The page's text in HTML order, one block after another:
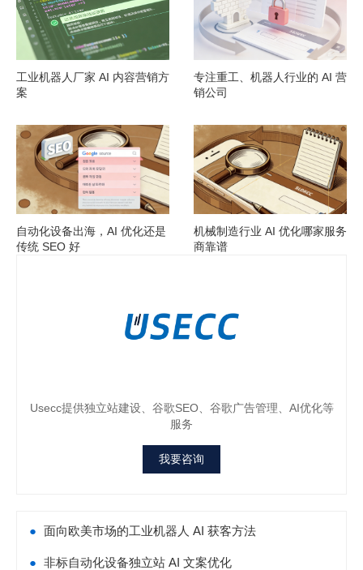
工业机器人厂家 AI 内容营销方
案
专注重工、机器人行业的 AI 营
销公司
自动化设备出海，AI 优化还是
传统 SEO 好
机械制造行业 AI 优化哪家服务
商靠谱
Usecc提供独立站建设、谷歌SEO、谷歌广告管理、AI优化等
服务
我要咨询
● 面向欧美市场的工业机器人 AI 获客方法
● 非标自动化设备独立站 AI 文案优化